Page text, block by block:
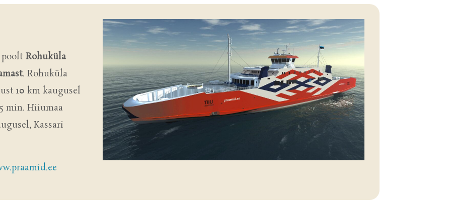
poolt Rohuküla
. Rohuküla
10 km kaugusel
min. Hiiumaa
Kassari